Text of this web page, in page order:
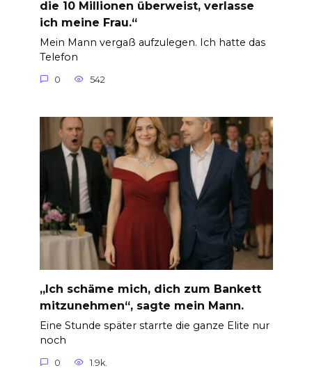
die 10 Millionen überweist, verlasse
ich meine Frau.“
Mein Mann vergaß aufzulegen. Ich hatte das
Telefon
0 542
„Ich schäme mich, dich zum Bankett
mitzunehmen“, sagte mein Mann.
Eine Stunde später starrte die ganze Elite nur
noch
0 1.9k.